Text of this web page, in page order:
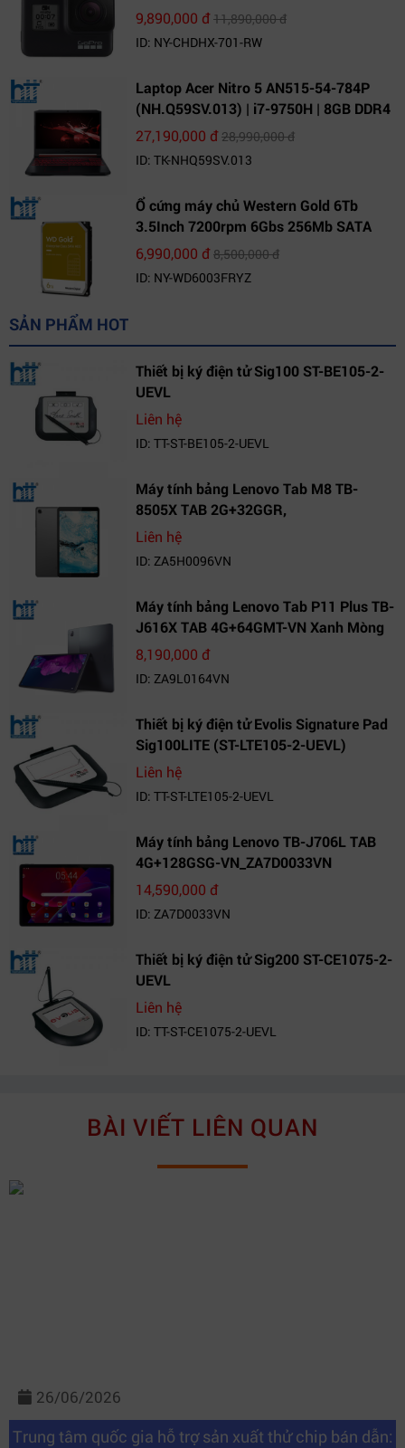
9,890,000 đ11,890,000 đ
ID: NY-CHDHX-701-RW
Laptop Acer Nitro 5 AN515-54-784P
(NH.Q59SV.013) | i7-9750H | 8GB DDR4
| 1TB HDD | GeForce GTX 1650 4GB |
27,190,000 đ28,990,000 đ
ID: TK-NHQ59SV.013
Ổ cứng máy chủ Western Gold 6Tb
3.5Inch 7200rpm 6Gbs 256Mb SATA
(WD6003FRYZ)
6,990,000 đ8,500,000 đ
ID: NY-WD6003FRYZ
SẢN PHẨM HOT
Thiết bị ký điện tử Sig100 ST-BE105-2-
UEVL
Liên hệ
ID: TT-ST-BE105-2-UEVL
Máy tính bảng Lenovo Tab M8 TB-
8505X TAB 2G+32GGR,
VN_ZA5H0096VN
Liên hệ
ID: ZA5H0096VN
Máy tính bảng Lenovo Tab P11 Plus TB-
J616X TAB 4G+64GMT-VN Xanh Mòng
Két_ZA9L0164VN
8,190,000 đ
ID: ZA9L0164VN
Thiết bị ký điện tử Evolis Signature Pad
Sig100LITE (ST-LTE105-2-UEVL)
Liên hệ
ID: TT-ST-LTE105-2-UEVL
Máy tính bảng Lenovo TB-J706L TAB
4G+128GSG-VN_ZA7D0033VN
14,590,000 đ
ID: ZA7D0033VN
Thiết bị ký điện tử Sig200 ST-CE1075-2-
UEVL
Liên hệ
ID: TT-ST-CE1075-2-UEVL
BÀI VIẾT LIÊN QUAN
26/06/2026
Trung tâm quốc gia hỗ trợ sản xuất thử chip bán dẫn: